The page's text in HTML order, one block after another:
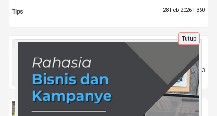
Tips 28 Feb 2026 | 360
Konten Sosmed Viral Caleg: Kunci Sukses
17 Jun 2025 |453
Saran Buat Mudryk: Potong Rambut,
Tutup